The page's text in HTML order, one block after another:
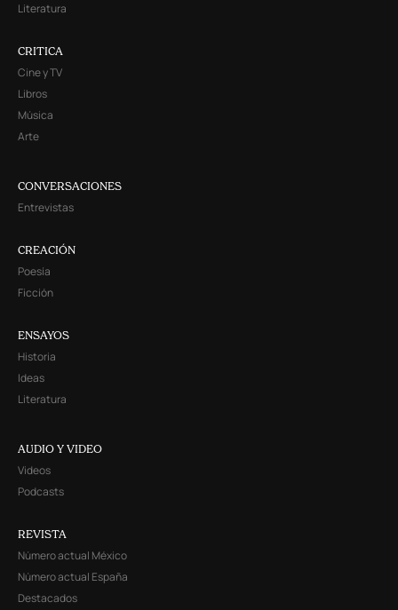
Literatura
CRITICA
Cine y TV
Libros
Música
Arte
CONVERSACIONES
Entrevistas
CREACIÓN
Poesía
Ficción
ENSAYOS
Historia
Ideas
Literatura
AUDIO Y VIDEO
Videos
Podcasts
REVISTA
Número actual México
Número actual España
Destacados